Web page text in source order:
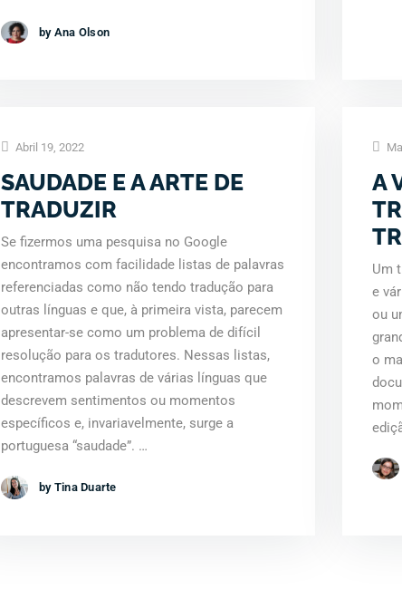
by Ana Olson
Abril 19, 2022
SAUDADE E A ARTE DE
TRADUZIR
Se fizermos uma pesquisa no Google
encontramos com facilidade listas de palavras
referenciadas como não tendo tradução para
outras línguas e que, à primeira vista, parecem
apresentar-se como um problema de difícil
resolução para os tradutores. Nessas listas,
encontramos palavras de várias línguas que
descrevem sentimentos ou momentos
específicos e, invariavelmente, surge a
portuguesa “saudade”. …
by Tina Duarte
A
Um
e
ou
o